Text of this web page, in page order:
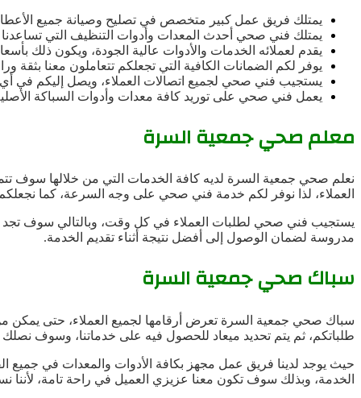
يمتلك فريق عمل كبير متخصص في تصليح وصيانة جميع
يمتلك فني صحي أحدث المعدات وأدوات التنظيف التي
يقدم لعملائه الخدمات والأدوات عالية الجودة، ويكون ذلك
يوفر لكم الضمانات الكافية التي تجعلكم تتعاملون معنا بثقة
يستجيب فني صحي لجميع اتصالات العملاء، ويصل إليكم في
يعمل فني صحي على توريد كافة معدات وأدوات السباكة الأصلية
معلم صحي جمعية السرة
نعلم صحي جمعية السرة لديه كافة الخدمات التي من خلالها سوف
العملاء، لذا نوفر لكم خدمة فني صحي على وجه السرعة، كما
يستجيب فني صحي لطلبات العملاء في كل وقت، وبالتالي سوف
مدروسة لضمان الوصول إلى أفضل نتيجة أثناء تقديم الخدمة.
سباك صحي جمعية السرة
سباك صحي جمعية السرة تعرض أرقامها لجميع العملاء، حتى يمكن
طلباتكم، ثم يتم تحديد ميعاد للحصول فيه على خدماتنا، وسوف
حيث يوجد لدينا فريق عمل مجهز بكافة الأدوات والمعدات في
الخدمة، وبذلك سوف تكون معنا عزيزي العميل في راحة تامة،